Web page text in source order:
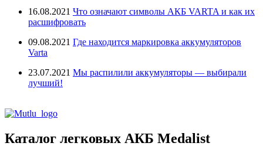
16.08.2021 Что означают символы АКБ VARTA и как их
расшифровать
09.08.2021 Где находится маркировка аккумуляторов
Varta
23.07.2021 Мы распилили аккумуляторы — выбирали
лучший!
Каталог легковых АКБ Medalist